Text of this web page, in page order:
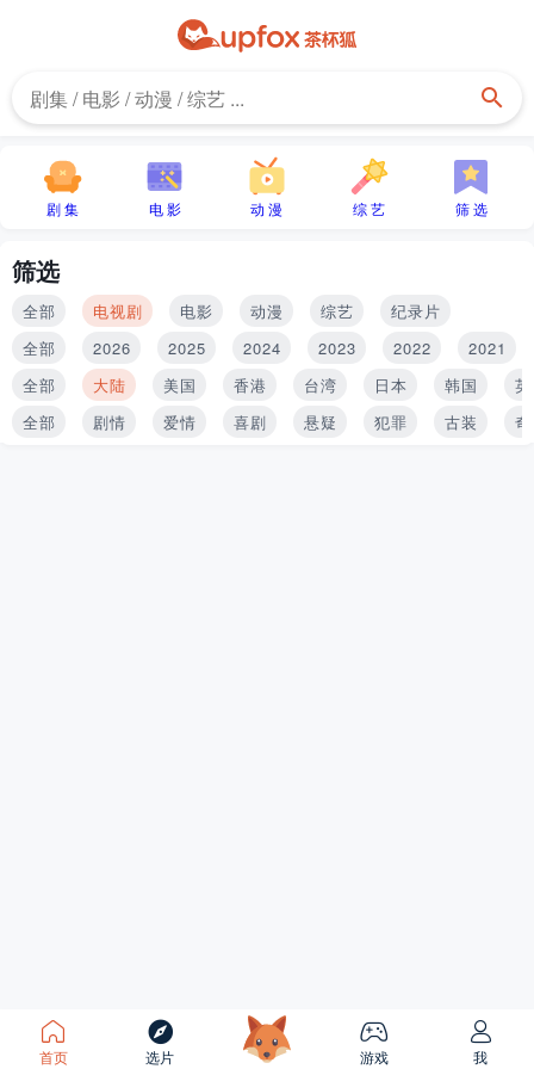
剧 集 电 影 动 漫 综 艺 筛 选
筛选
全部 电视剧 电影 动漫 综艺
纪录片
全部
2026 2025 2024 2023 2022
2021
全部
大陆 美国 香港 台湾 日本 韩国
全部
剧情 爱情 喜剧 悬疑 犯罪 古装
首页 选片 游戏 我